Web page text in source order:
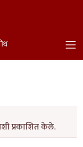
प्रकाशित केले.